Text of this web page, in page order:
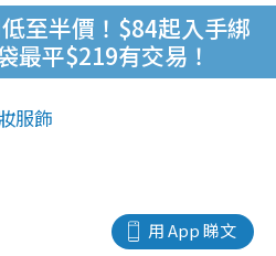
至半價！$84起入手綁
最平$219有交易！
服飾
用 App 睇文